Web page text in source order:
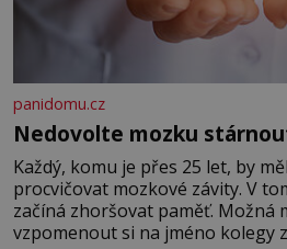
panidomu.cz
Nedovolte mozku
Každý, komu je přes 25 let, by
procvičovat mozkové závity. V
začíná zhoršovat paměť. Možná
vzpomenout si na jméno kolegy